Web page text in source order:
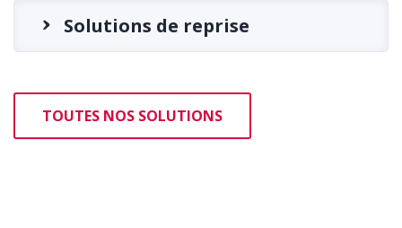
Solutions de reprise
TOUTES NOS SOLUTIONS